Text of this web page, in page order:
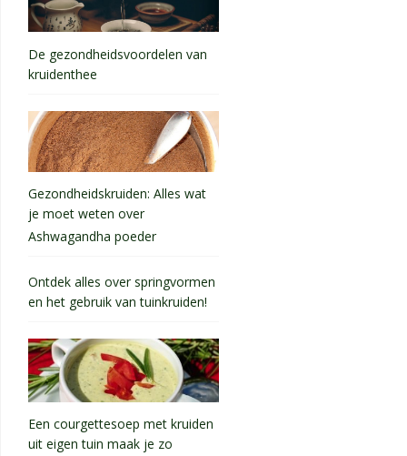
De gezondheidsvoordelen van
kruidenthee
Gezondheidskruiden: Alles wat
je moet weten over
Ashwagandha poeder
Ontdek alles over springvormen
en het gebruik van tuinkruiden!
Een courgettesoep met kruiden
uit eigen tuin maak je zo